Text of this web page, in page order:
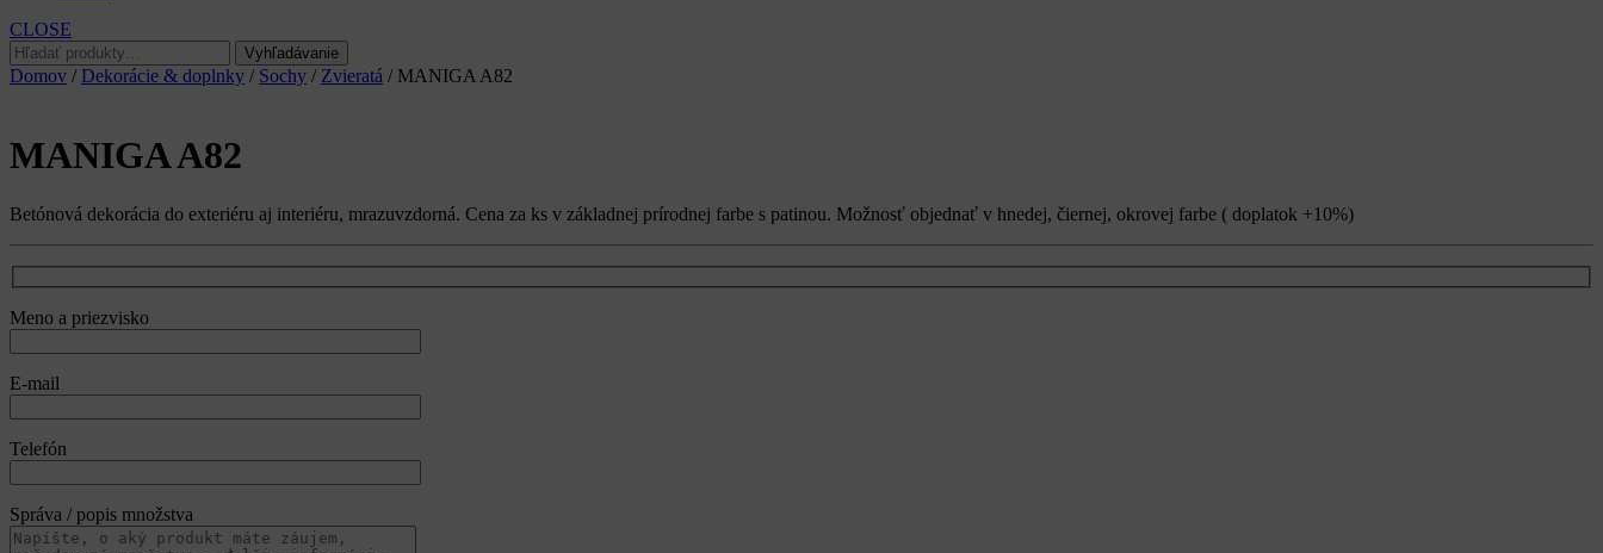
CLOSE
Hľadať:
Vyhľadávanie
Domov / Dekorácie & doplnky / Sochy / Zvieratá / MANIGA A82
MANIGA A82
Betónová dekorácia do exteriéru aj interiéru, mrazuvzdorná. Cena za ks v základnej prírodnej farbe s patinou. Možnosť objednať v hnedej, čiernej, okrovej farbe ( doplatok +10%)
Meno a priezvisko
E-mail
Telefón
Správa / popis množstva